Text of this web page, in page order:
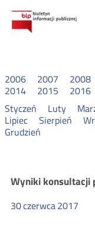
2006 2007 2008
2014
2015 2016
Styczeń
Luty
Lipiec
Sierpień
Grudzień
Wyniki
konsultacji
Wyniki konsultacji
30czerwca2017